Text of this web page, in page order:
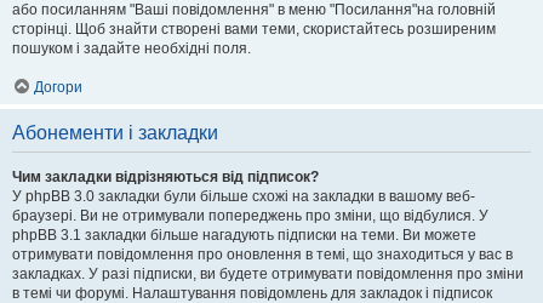
або посиланням "Ваші повідомлення" в меню "Посилання"на головній
сторінці. Щоб знайти створені вами теми, скористайтесь розширеним
пошуком і задайте необхідні поля.
Догори
Абонементи і закладки
Чим закладки відрізняються від підписок?
У phpBB 3.0 закладки були більше схожі на закладки в вашому веб-
браузері. Ви не отримували попереджень про зміни, що відбулися. У
phpBB 3.1 закладки більше нагадують підписки на теми. Ви можете
отримувати повідомлення про оновлення в темі, що знаходиться у вас в
закладках. У разі підписки, ви будете отримувати повідомлення про зміни
в темі чи форумі. Налаштування повідомлень для закладок і підписок